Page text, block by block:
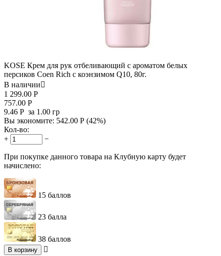
KOSE Крем для рук отбеливающий с ароматом белых
персиков Coen Rich с коэнзимом Q10, 80г.
В наличии
1 299.00 Р
757.00 Р
9.46 Р за 1.00 гр
Вы экономите: 542.00 Р (42%)
Кол-во:
+
−
При покупке данного товара на Клубную карту будет
начислено:
15 баллов
23 балла
38 баллов
В корзину
